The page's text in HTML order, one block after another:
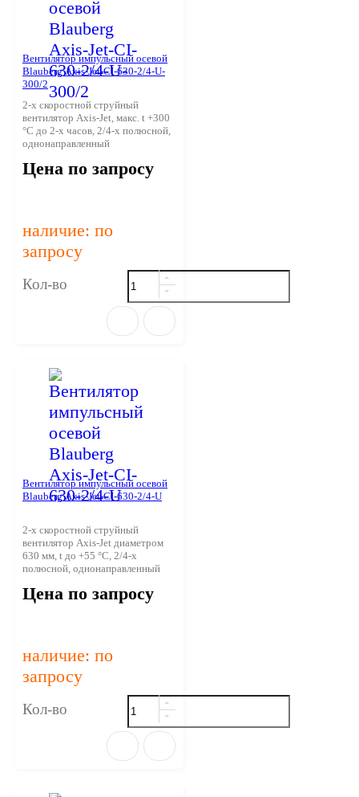
Вентилятор импульсный осевой
Blauberg Axis-Jet-CI-630-2/4-U-
300/2
2-х скоростной струйный
вентилятор Axis-Jet, макс. t +300
°С до 2-х часов, 2/4-х полюсной,
однонаправленный
Цена по запросу
наличие: по
запросу
Кол-во
Вентилятор импульсный осевой
Blauberg Axis-Jet-CI-630-2/4-U
2-х скоростной струйный
вентилятор Axis-Jet диаметром
630 мм, t до +55 °С, 2/4-х
полюсной, однонаправленный
Цена по запросу
наличие: по
запросу
Кол-во